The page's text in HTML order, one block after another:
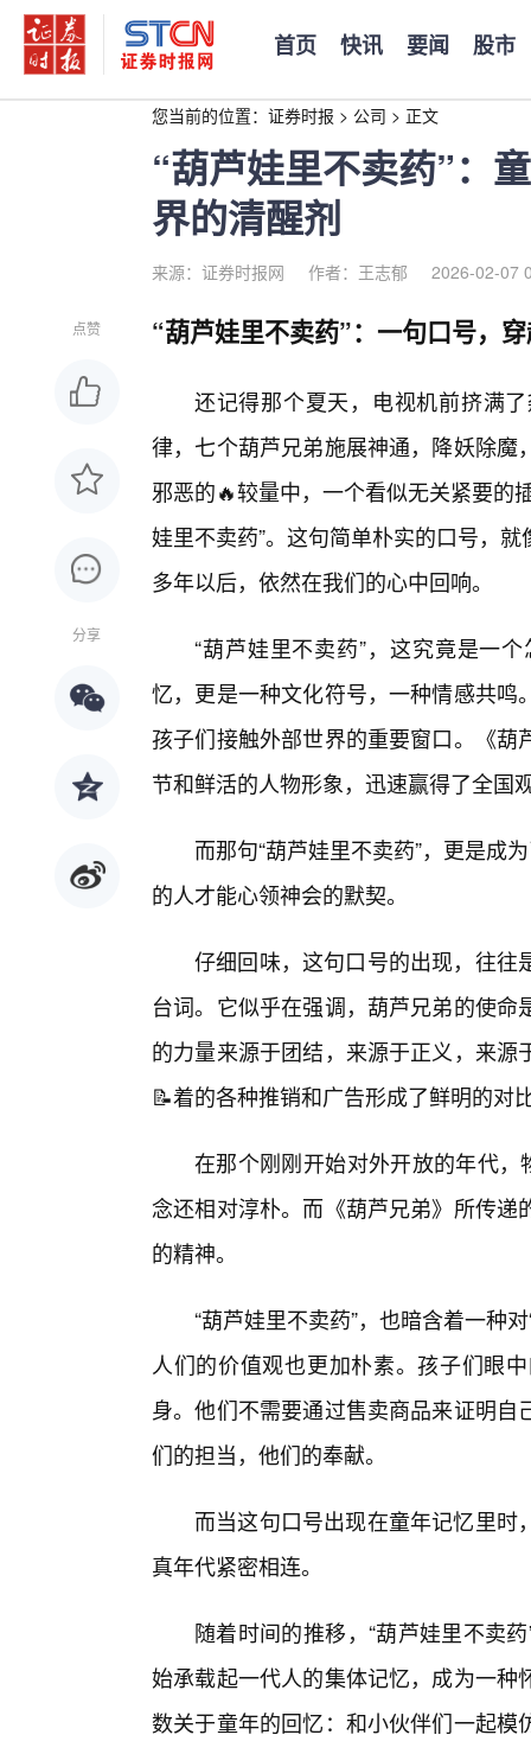
首页 快讯 要闻 股市
您当前的位置： 证券时报 > 公司 > 正文
“葫芦娃里不卖药”：
界的清醒剂
来源：证券时报网 作者：王志郁 2026-02-07
点赞
分享
“葫芦娃里不卖药”：一句口号，
还记得那个夏天，电视机前挤满
律，七个葫芦兄弟施展神通，降妖除
邪恶的🔥较量中，一个看似无关紧要
娃里不卖药”。这句简单朴实的口号，
多年以后，依然在我们的心中回响。
“葫芦娃里不卖药”，这究竟是一
忆，更是一种文化符号，一种情感共
孩子们接触外部世界的重要窗口。《
节和鲜活的人物形象，迅速赢得了全国
而那句“葫芦娃里不卖药”，更是成
的人才能心领神会的默契。
仔细回味，这句口号的出现，往往
台词。它似乎在强调，葫芦兄弟的使
的力量来源于团结，来源于正义，来
📝着的各种推销和广告形成了鲜明的对
在那个刚刚开始对外开放的年代，
念还相对淳朴。而《葫芦兄弟》所传
的精神。
“葫芦娃里不卖药”，也暗含着一种
人们的价值观也更加朴素。孩子们眼
身。他们不需要通过售卖商品来证明
们的担当，他们的奉献。
而当这句口号出现在童年记忆里
真年代紧密相连。
随着时间的推移，“葫芦娃里不卖
始承载起一代人的集体记忆，成为一
数关于童年的回忆：和小伙伴们一起